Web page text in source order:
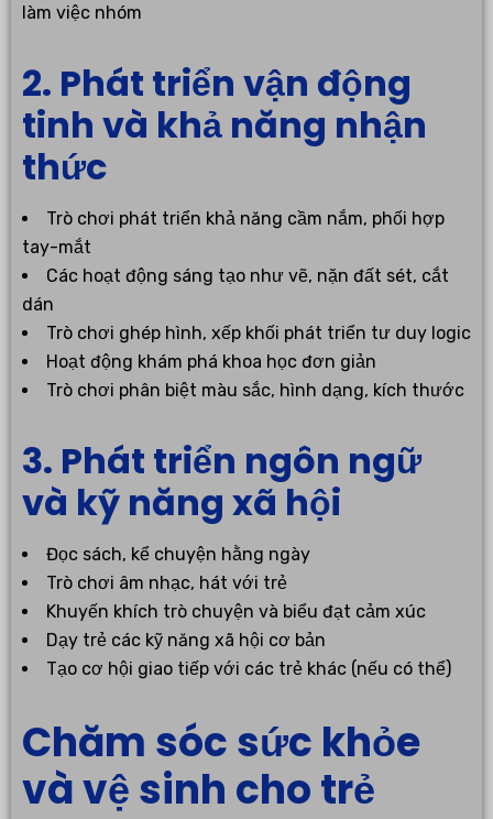
làm việc nhóm
2. Phát triển vận động
tinh và khả năng nhận
thức
Trò chơi phát triển khả năng cầm nắm, phối hợp
tay-mắt
Các hoạt động sáng tạo như vẽ, nặn đất sét, cắt
dán
Trò chơi ghép hình, xếp khối phát triển tư duy logic
Hoạt động khám phá khoa học đơn giản
Trò chơi phân biệt màu sắc, hình dạng, kích thước
3. Phát triển ngôn ngữ
và kỹ năng xã hội
Đọc sách, kể chuyện hằng ngày
Trò chơi âm nhạc, hát với trẻ
Khuyến khích trò chuyện và biểu đạt cảm xúc
Dạy trẻ các kỹ năng xã hội cơ bản
Tạo cơ hội giao tiếp với các trẻ khác (nếu có thể)
Chăm sóc sức khỏe
và vệ sinh cho trẻ